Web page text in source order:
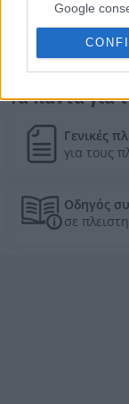
Google
Τιμές
τοπική αγορά
Τα πάντα για
Γενικές
για τους
Οδηγός
σε